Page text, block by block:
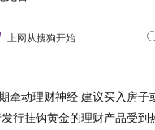
上网从搜狗开始
牵动理财神经 建议买入房子
行挂钩黄金的理财产品受到